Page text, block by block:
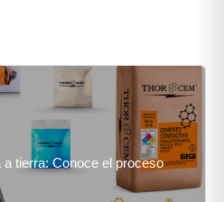
tierra: Conoce el proceso